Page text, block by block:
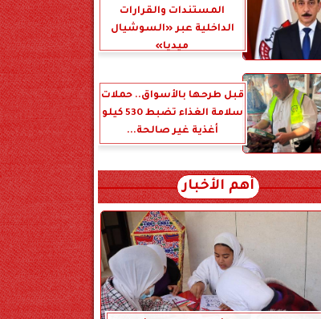
المستندات والقرارات
الداخلية عبر «السوشيال
ميديا»
قبل طرحها بالأسواق.. حملات
سلامة الغذاء تضبط 530 كيلو
أغذية غير صالحة...
أهم الأخبار